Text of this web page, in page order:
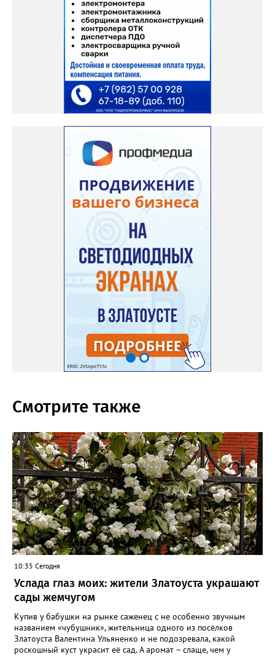
Смотрите также
10:35 Сегодня
Услада глаз моих: жители Златоуста украшают
сады жемчугом
Купив у бабушки на рынке саженец с не особенно звучным
названием «чубушник», жительница одного из посёлков
Златоуста Валентина Ульяненко и не подозревала, какой
роскошный куст украсит её сад. А аромат – слаще, чем у